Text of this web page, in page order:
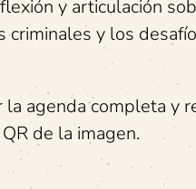
y articulación
y los
agenda completa y
de la imagen.